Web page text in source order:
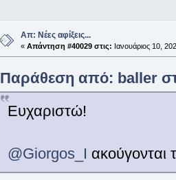
Απ: Νέες αφίξεις...
« Απάντηση #40029 στις: Ιανουάριος 10,
Παράθεση από: baller
Ευχαριστώ!
@Giorgos_I ακούγονται